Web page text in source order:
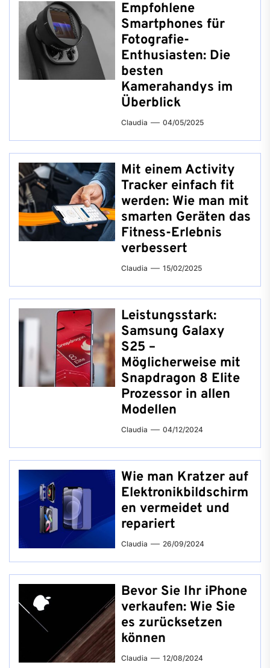
Empfohlene
Smartphones für
Fotografie-
Enthusiasten: Die
besten
Kamerahandys im
Überblick
Claudia 04/05/2025
Mit einem Activity
Tracker einfach fit
werden: Wie man mit
smarten Geräten das
Fitness-Erlebnis
verbessert
Claudia 15/02/2025
Leistungsstark:
Samsung Galaxy
S25 –
Möglicherweise mit
Snapdragon 8 Elite
Prozessor in allen
Modellen
Claudia 04/12/2024
Wie man Kratzer auf
Elektronikbildschirm
en vermeidet und
repariert
Claudia 26/09/2024
Bevor Sie Ihr iPhone
verkaufen: Wie Sie
es zurücksetzen
können
Claudia 12/08/2024